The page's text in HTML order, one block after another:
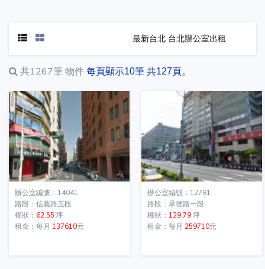
最新台北 台北辦公室出租
共1267筆 物件 每頁顯示10筆 共127頁。
辦公室編號：14041
路段：信義路五段
權狀： 62.55 坪
租金：每月 137610元
辦公室編號：12781
路段：承德路一段
權狀： 129.79坪
租金：每月 259710元